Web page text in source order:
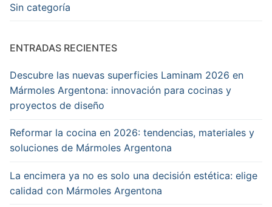
gama
para
baños
cocinas.
Instálalo
Mármoles
Argentona.
marmoles
argentona
Sin categoría
ENTRADAS RECIENTES
Descubre las nuevas superficies Laminam 2026 en
Mármoles Argentona: innovación para cocinas y
proyectos de diseño
Reformar la cocina en 2026: tendencias, materiales y
soluciones de Mármoles Argentona
La encimera ya no es solo una decisión estética: elige
calidad con Mármoles Argentona